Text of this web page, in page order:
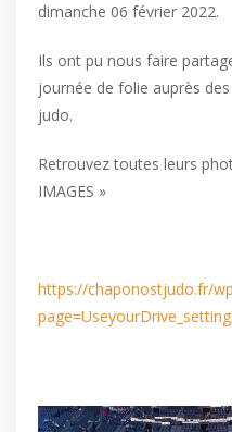
dimanche 06 février 2022.
Ils ont pu nous faire
journée de folie auprès
judo.
Retrouvez toutes leurs
IMAGES »
https://chaponostjudo.fr/